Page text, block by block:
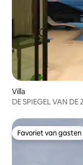
Villa
Favoriet van gasten
Favoriet van gasten